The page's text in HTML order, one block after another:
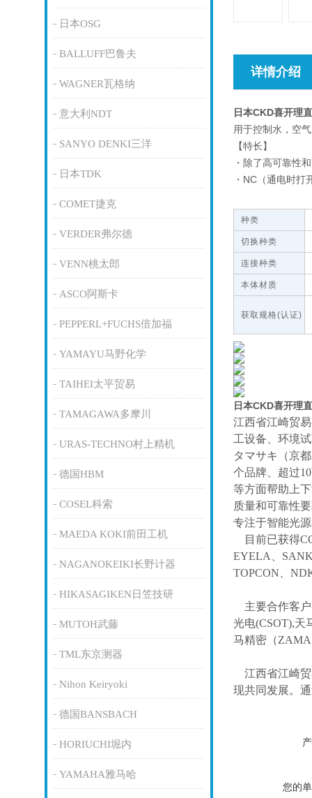
日本OSG
BALLUFF巴鲁夫
WAGNER瓦格纳
意大利NDT
SANYO DENKI三洋
日本TDK
COMET捷克
VERDER弗尔德
VENN桃太郎
ASCO阿斯卡
PEPPERL+FUCHS倍加福
YAMAYU马野化学
TAIHEI太平贸易
TAMAGAWA多摩川
URAS-TECHNO村上精机
德国HBM
COSEL科索
MAEDA KOKI前田工机
NAGANOKEIKI长野计器
HIKASAGIKEN日笠技研
MUTOH武藤
TML东京测器
Nihon Keiryoki
德国BANSBACH
HORIUCHI堀内
YAMAHA雅马哈
详情介绍
日本CKD喜开理
用于控制水，空
【特长】
・除了高可靠性
・NC（通电时打
种类
切换种类
连接种类
本体材质
获取规格(认证)
日本CKD喜开理
江西省江崎贸
工设备、环境
タマサキ（京
个品牌、超过
等方面帮助上
质量和可靠性
专注于智能光
目前已获得
EYELA、
TOPCON、
主要合作客
光电(CSOT),天
马精密（
江西省江崎
现共同发展。
您的